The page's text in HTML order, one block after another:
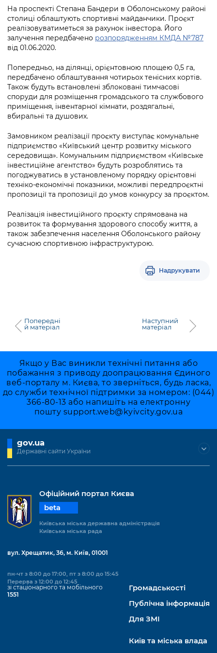
Рішення та розпорядження
Проєкти розпоряджень, що
перебувають на погодженні КМВА
Контактна інформація
Графік роботи та прийому громадян
Вакансії
Статистика
Звернення громадян
Регуляторна діяльність
Промисловість і наука Києва
Підприємства, установи, організації
Kyiv International Relations
Київська міська військова адміністрація
Освіта та навчальні заклади
Дороги, транспорт та парковки
Навколишнє середовище міста
Містобудування та земельні ділянки
Культура, спорт, дозвілля
Бізнес та ліцензування
Безпека та правопорядок
Ритуальні послуги
Іноземцям / For foreigners
Пам'ятки культурної спадщини
Портал Захисників та Захисниць
Громадська експертиза
Громадський бюджет
Консультації з громадськістю
Громадська рада
Петиції
Відкритий бюджет
Контактний центр
Допомога учасникам АТО
Рада з питань внутрішньо переміщених
осіб при Київській міській військовій
адміністрації
«Ініціатива «Партнерство «Відкритий
Уряд» – місцевий рівень»
Важливе під час воєнного стану
Інформація з обмеженим доступом
Подати запит онлайн
інших актів
Нормативна база
Питання і відповіді про публічну
Порядок оскарження рішень, дій чи
бездіяльності розпорядників інформації
Звіти про опрацювання запитів на
публічну інформацію
Про відкриті дані
Портал даних Києва
Медіагалерея
Підписатися на новини та анонси від
КМДА / Subscribe to announcements
from the KCSA
Порядок акредитації медіа /
Accreditation process
Подати журналістський запит /
Submitting a media request
Зйомки в лікарнях в умовах воєнного
стану / Rules for media coverage of
hospitals at work under martial law
Контакти для медіа / Contacts for mass
media
Портал Послуг
На проспекті Степана Бандери в Оболонському районі
столиці облаштують спортивні майданчики. Проєкт
реалізовуватиметься за рахунок інвестора. Його
залучення передбачено розпорядженням КМДА №787
від 01.06.2020.
Попередньо, на ділянці, орієнтовною площею 0,5 га,
передбачено облаштування чотирьох тенісних кортів.
Також будуть встановлені зблоковані тимчасові
споруди для розміщення громадського та службового
приміщення, інвентарної кімнати, роздягальні,
вбиральні та душових.
Замовником реалізації проєкту виступає комунальне
підприємство «Київський центр розвитку міського
середовища». Комунальним підприємством «Київське
інвестиційне агентство» будуть розроблятись та
погоджуватись в установленому порядку орієнтовні
техніко-економічні показники, можливі передпроєктні
пропозиції та пропозиції до умов конкурсу за проєктом.
Реалізація інвестиційного проєкту спрямована на
розвиток та формування здорового способу життя, а
також забезпечення населення Оболонського району
сучасною спортивною інфраструктурою.
Надрукувати
Попередні
й матеріал
Наступний
матеріал
Якщо у Вас виникли технічні питання або
побажання з приводу доопрацювання Єдиного
веб-порталу м. Києва, то зверніться, будь ласка,
до служби технічної підтримки за номером: (044)
366-80-13 або напишіть на електронну
пошту support.web@kyivcity.gov.ua
gov.ua
Державні сайти України
Офіційний портал Києва
beta
Київська міська державна адміністрація
Київська міська рада
вул. Хрещатик, 36, м. Київ, 01001
пн-чт з 8:00 до 17:00, пт з 8:00 до 15:45
Перерва з 12:00 до 12:45
зі стаціонарного та мобільного
1551
Громадськості
Публічна інформація
Для ЗМІ
Київ та міська влада